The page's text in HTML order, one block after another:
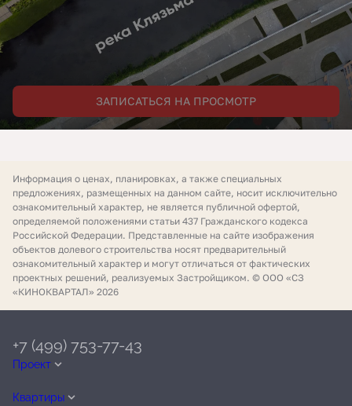
ЗАПИСАТЬСЯ НА ПРОСМОТР
Информация о ценах, планировках, а также специальных
предложениях, размещенных на данном сайте, носит исключительно
ознакомительный характер, не является публичной офертой,
определяемой положениями статьи 437 Гражданского кодекса
Российской Федерации. Представленные на сайте изображения
объектов долевого строительства носят предварительный
ознакомительный характер и могут отличаться от фактических
проектных решений, реализуемых Застройщиком. © ООО «СЗ
«КИНОКВАРТАЛ» 2026
Проект
Квартиры
+7 (499) 753-77-43